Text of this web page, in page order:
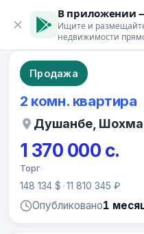
В приложении
Ищите и
недвижимости
Продажа
2 комн. квартира
Душанбе,
1 370 000 с.
Торг
148 134 $•11 810 345 ₽
Опубликовано1